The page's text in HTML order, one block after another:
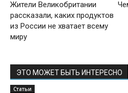
Жители Великобритании
рассказали, каких продуктов
из России не хватает всему
миру
ЭТО МОЖЕТ БЫТЬ ИНТЕРЕСНО
Статьи